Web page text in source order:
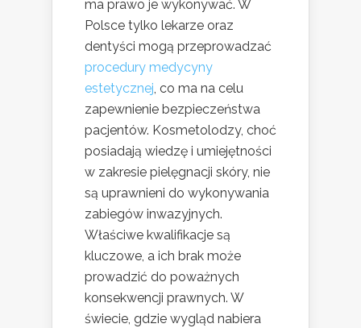
ma prawo je wykonywać. W
Polsce tylko lekarze oraz
dentyści mogą przeprowadzać
procedury medycyny
estetycznej, co ma na celu
zapewnienie bezpieczeństwa
pacjentów. Kosmetolodzy, choć
posiadają wiedzę i umiejętności
w zakresie pielęgnacji skóry, nie
są uprawnieni do wykonywania
zabiegów inwazyjnych.
Właściwe kwalifikacje są
kluczowe, a ich brak może
prowadzić do poważnych
konsekwencji prawnych. W
świecie, gdzie wygląd nabiera